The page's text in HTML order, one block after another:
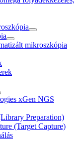
mikroszkópia
xGen NGS
Preparation)
(Target Capture)